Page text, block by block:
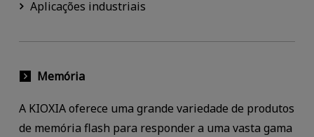
Aplicações industriais
Memória
A KIOXIA oferece uma grande variedade de produtos
de memória flash para responder a uma vasta gama